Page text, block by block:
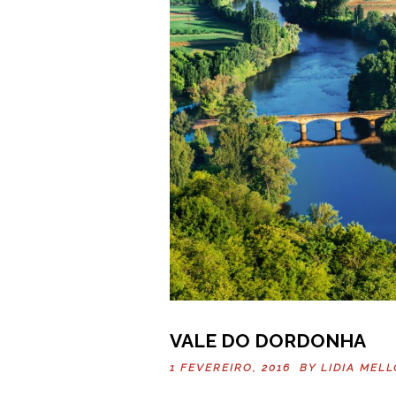
VALE DO DORDONHA
1 FEVEREIRO, 2016 BY LIDIA